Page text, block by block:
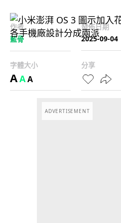
作者
藍骨
發佈日期
2025-09-04
字體大小
AAA
分享
ADVERTISEMENT